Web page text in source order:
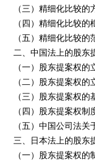
（三）精细化比较的
（四）精细化比较的
（五）精细化比较的
二、中国法上的股东
（一）股东提案权的
（二）股东提案权的
（三）股东提案权的
（四）股东提案权制
（五）中国公司法
三、日本法上的股东
（一）股东提案权的